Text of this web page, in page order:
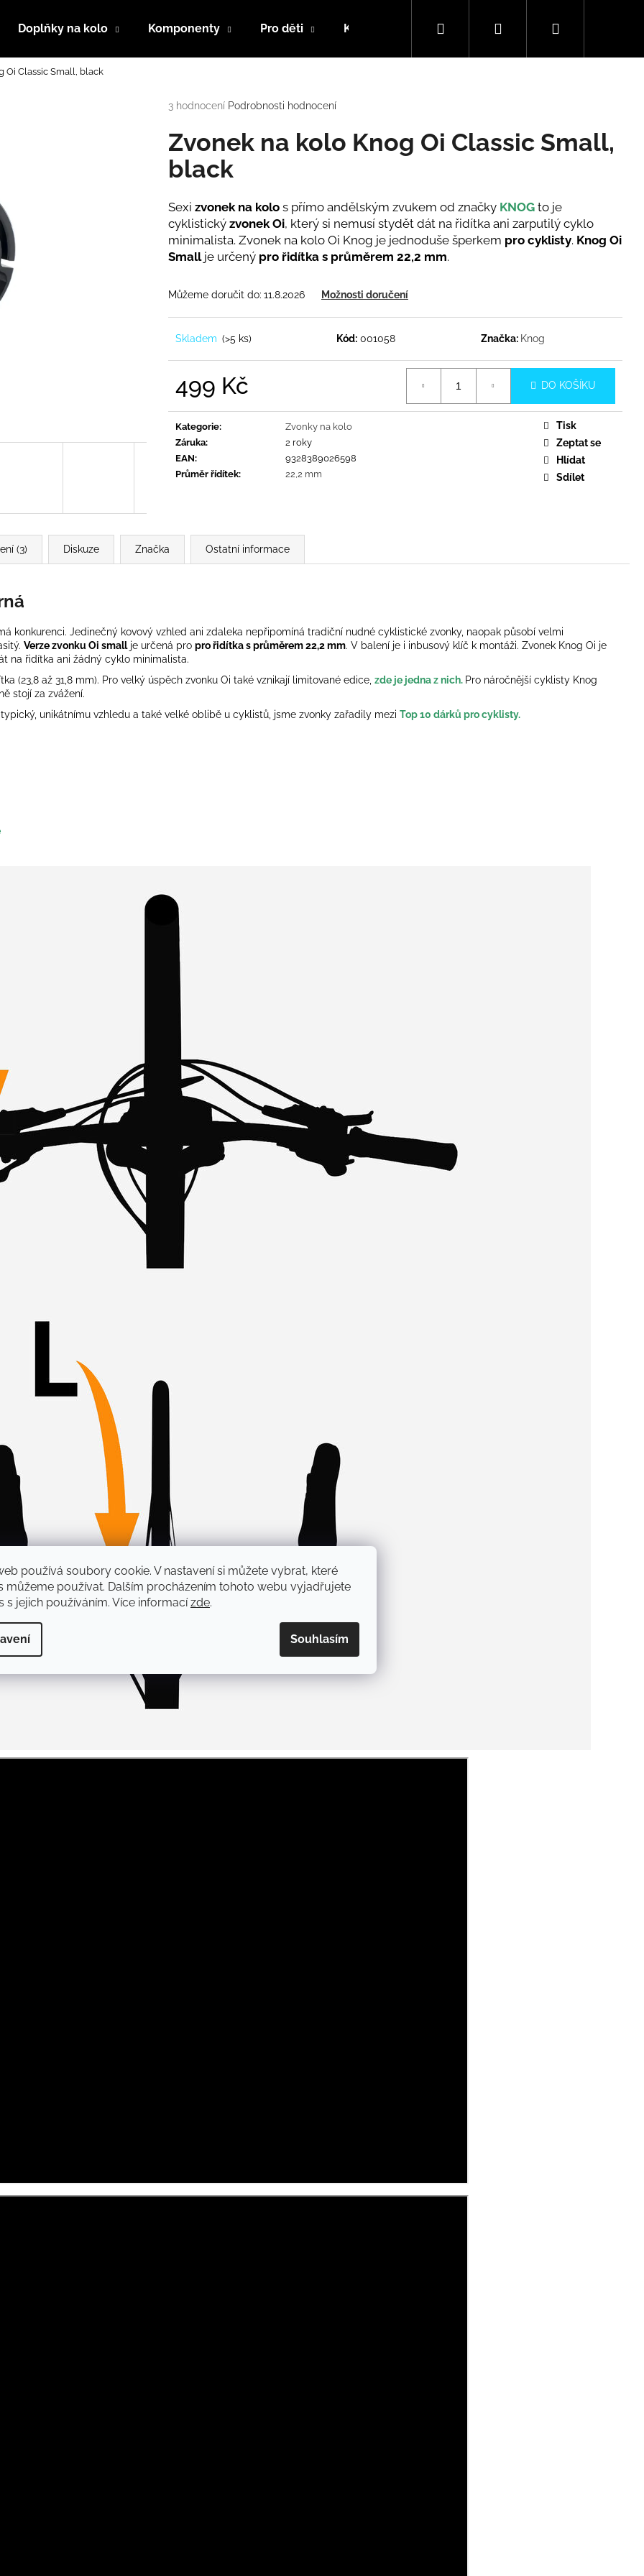
používá soubory cookie. V nastavení si můžete vybrat, které
můžeme používat. Dalším procházením tohoto webu vyjadřujete
s jejich používáním. Více informacízde.
Souhlasím
Doplňky na kolo Komponenty Pro děti Kola SLEVY Dárkové kupóny
Hledat PřihlášeníNákupní
Oi Classic Small, black
Průměrné
produktu
je
5,0
hvězdiček.
3 hodnocení Podrobnosti hodnocení
Zvonek na kolo Knog Oi Classic Small,
black
Sexi zvonek na kolo s přímo andělským zvukem od značky KNOG to je
cyklistický zvonek Oi, který si nemusí stydět dát na řidítka ani zarputilý cyklo
minimalista. Zvonek na kolo Oi Knog je jednoduše šperkem pro cyklisty. Knog Oi
Smallje určený pro řidítka s průměrem 22,2 mm.
Můžeme doručit do: 11.8.2026 Možnosti doručení
Skladem (>5 ks) Kód: 001058 Značka: Knog
499 Kč DO KOŠÍKU
Kategorie:
Zvonky na kolo
Záruka:
2 roky
EAN:
9328389026598
Průměr řídítek: 22,2 mm
Tisk
Zeptat se
Hlídat
Sdílet
(3) Diskuze Značka Ostatní informace
konkurenci. Jedinečný kovový vzhled ani zdaleka nepřipomíná tradiční nudné cyklistické zvonky, naopak působí velmi
Verze zvonku Oi smallje určená pro pro řidítkas průměrem 22,2 mm. V balení je i inbusový klíč k montáži. Zvonek Knog Oi je
na řidítka ani žádný cyklo minimalista.
(23,8 až 31,8 mm). Pro velký úspěch zvonku Oi také vznikají limitované edice, zde je jedna z nich. Pro náročnější cyklisty Knog
stojí za zvážení.
unikátnímu vzhledu a také velké oblibě u cyklistů, jsme zvonky zařadily mezi Top 10 dárků pro cyklisty.
Co potřebujete najít?
HLEDAT